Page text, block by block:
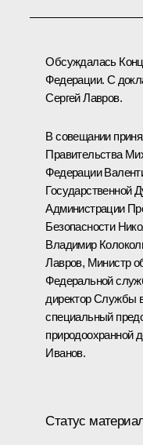
Обсуждалась
Федерации. С
Сергей Лавров.
В совещании
Правительства
Федерации
Государственной
Администрации
Безопасности
Владимир
Лавров, Министр
Федеральной
директор Службы
специальный
природоохранной
Иванов.
Статус